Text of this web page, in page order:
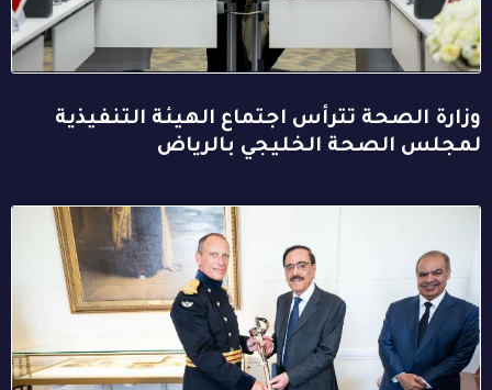
وزارة الصحة تترأس اجتماع الهيئة التنفيذية
لمجلس الصحة الخليجي بالرياض